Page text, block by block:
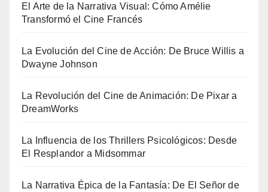
El Arte de la Narrativa Visual: Cómo Amélie
Transformó el Cine Francés
La Evolución del Cine de Acción: De Bruce Willis a
Dwayne Johnson
La Revolución del Cine de Animación: De Pixar a
DreamWorks
La Influencia de los Thrillers Psicológicos: Desde
El Resplandor a Midsommar
La Narrativa Épica de la Fantasía: De El Señor de